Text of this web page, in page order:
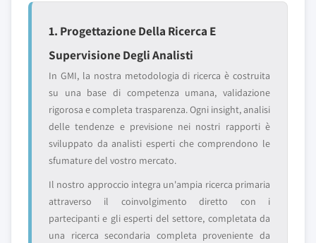
1. Progettazione Della Ricerca E
Supervisione Degli Analisti
In GMI, la nostra metodologia di ricerca è costruita
su una base di competenza umana, validazione
rigorosa e completa trasparenza. Ogni insight, analisi
delle tendenze e previsione nei nostri rapporti è
sviluppato da analisti esperti che comprendono le
sfumature del vostro mercato.
Il nostro approccio integra un'ampia ricerca primaria
attraverso il coinvolgimento diretto con i
partecipanti e gli esperti del settore, completata da
una ricerca secondaria completa proveniente da